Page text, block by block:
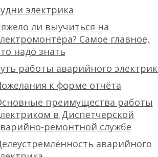
электрика
ли выучиться на
Самое главное,
надо знать
работы аварийного
к форме отчёта
преимущества работы
в Диспетчерской
ремонтной службе
аварийного